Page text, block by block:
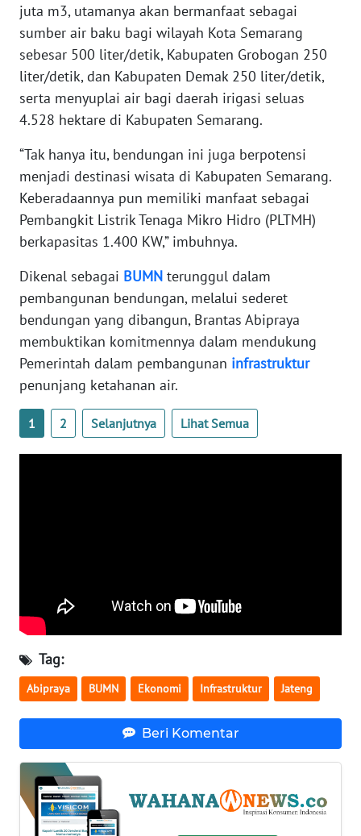
juta m3, utamanya akan bermanfaat sebagai
sumber air baku bagi wilayah Kota Semarang
sebesar 500 liter/detik, Kabupaten Grobogan 250
liter/detik, dan Kabupaten Demak 250 liter/detik,
serta menyuplai air bagi daerah irigasi seluas
4.528 hektare di Kabupaten Semarang.
“Tak hanya itu, bendungan ini juga berpotensi
menjadi destinasi wisata di Kabupaten Semarang.
Keberadaannya pun memiliki manfaat sebagai
Pembangkit Listrik Tenaga Mikro Hidro (PLTMH)
berkapasitas 1.400 KW,” imbuhnya.
Dikenal sebagai BUMN terunggul dalam
pembangunan bendungan, melalui sederet
bendungan yang dibangun, Brantas Abipraya
membuktikan komitmennya dalam mendukung
Pemerintah dalam pembangunan infrastruktur
penunjang ketahanan air.
1 2 Selanjutnya Lihat Semua
Tag:
Abipraya BUMN Ekonomi Infrastruktur Jateng
Beri Komentar
PAPUA
BARAT
WN
RIAU
SERAMBI
WN
JAMBI
SULTRA
WN
NTB
WN
SULTENG
WN
SULBAR
WN
SUMSEL
WN
BENGKULU
LAMPUNG
WN
JATENG